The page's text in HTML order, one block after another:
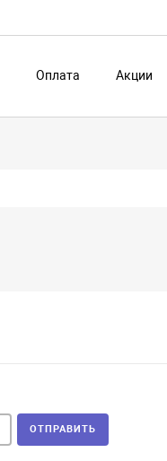
Оплата Акции
ОТПРАВИТЬ